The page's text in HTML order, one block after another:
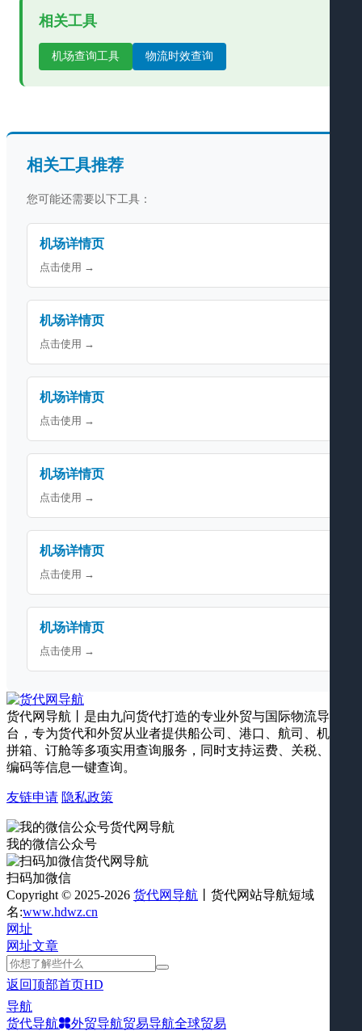
相关工具
机场查询工具 物流时效查询
相关工具推荐
您可能还需要以下工具：
机场详情页
点击使用 →
机场详情页
点击使用 →
机场详情页
点击使用 →
机场详情页
点击使用 →
机场详情页
点击使用 →
机场详情页
点击使用 →
货代网导航丨是由九问货代打造的专业外贸与国际物流导航平
台，专为货代和外贸从业者提供船公司、港口、航司、机场、
拼箱、订舱等多项实用查询服务，同时支持运费、关税、海关
编码等信息一键查询。
友链申请 隐私政策
我的微信公众号
扫码加微信
Copyright © 2025-2026 货代网导航 丨货代网站导航短域
名:www.hdwz.cn
网址
网址文章
返回顶部首页HD
导航
货代导航
外贸导航贸易导航全球贸易